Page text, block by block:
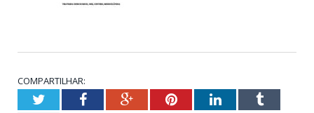
COMPARTILHAR:
TwitterFacebookGoogle+PinterestLinkedInTumblr